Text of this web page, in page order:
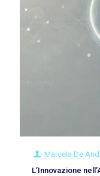
Marcela De
L’Innovazione